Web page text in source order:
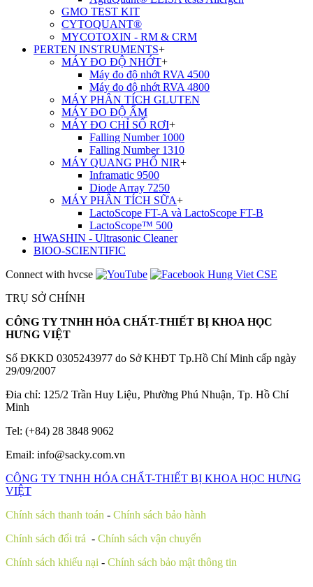
GMO TEST KIT
CYTOQUANT®
MYCOTOXIN - RM & CRM
PERTEN INSTRUMENTS+
MÁY ĐO ĐỘ NHỚT+
Máy đo độ nhớt RVA 4500
Máy đo độ nhớt RVA 4800
MÁY PHÂN TÍCH GLUTEN
MÁY ĐO ĐỘ ẨM
MÁY ĐO CHỈ SỐ RƠI+
Falling Number 1000
Falling Number 1310
MÁY QUANG PHỔ NIR+
Inframatic 9500
Diode Array 7250
MÁY PHÂN TÍCH SỮA+
LactoScope FT-A và LactoScope FT-B
LactoScope™ 500
HWASHIN - Ultrasonic Cleaner
BIOO-SCIENTIFIC
Connect with hvcse
TRỤ SỞ CHÍNH
CÔNG TY TNHH HÓA CHẤT-THIẾT BỊ KHOA HỌC
HƯNG VIỆT
Số ĐKKD 0305243977 do Sở KHĐT Tp.Hồ Chí Minh cấp ngày
29/09/2007
Đia chỉ: 125/2 Trần Huy Liệu‚ Phường Phú Nhuận‚ Tp. Hồ Chí
Minh
Tel: (+84) 28 3848 9062
Email: info@sacky.com.vn
Chính sách thanh toán - Chính sách bảo hành
Chính sách đổi trả - Chính sách vận chuyển
Chính sách khiếu nại - Chính sách bảo mật thông tin